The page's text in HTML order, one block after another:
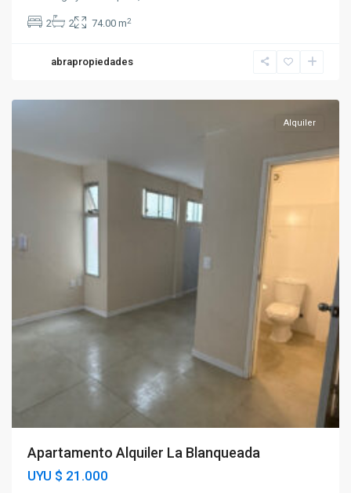
2 2 74.00 m2
abrapropiedades
Alquiler
Apartamento Alquiler La Blanqueada
UYU $ 21.000